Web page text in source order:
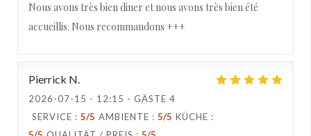
Nous avons très bien diner et nous avons très bien été
accueillis. Nous recommandons +++
Pierrick N
2026-07-15 - 12:15 - GÄSTE 4
SERVICE : 5/5 AMBIENTE : 5/5 KÜCHE :